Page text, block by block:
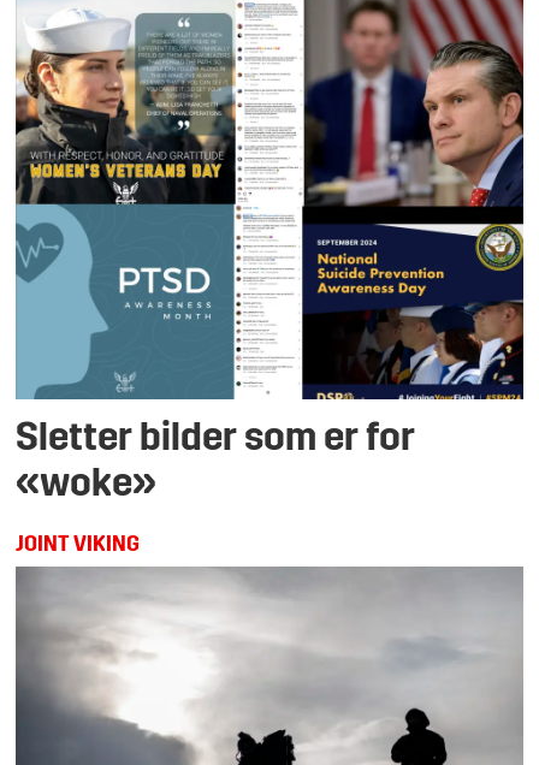
Sletter bilder som er for
«woke»
JOINT VIKING